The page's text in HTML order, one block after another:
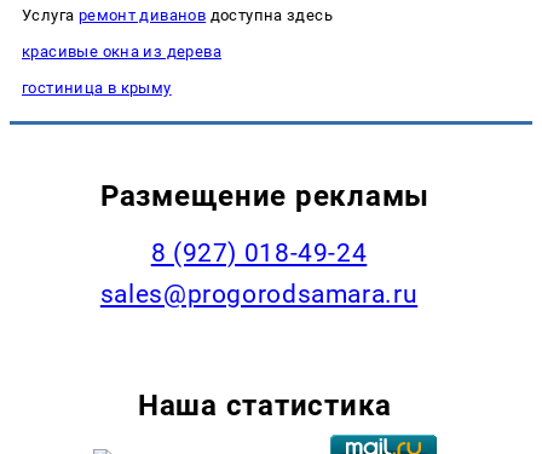
Услуга ремонт диванов доступна здесь
красивые окна из дерева
гостиница в крыму
Размещение рекламы
8 (927) 018-49-24
sales@progorodsamara.ru
Наша статистика